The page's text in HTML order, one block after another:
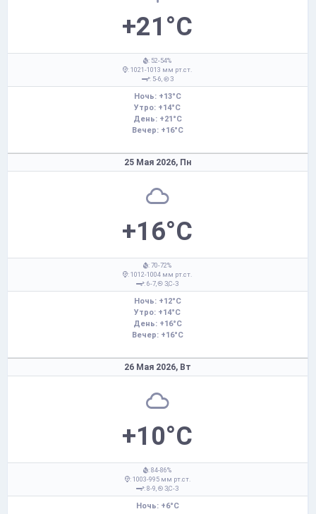
+21°C
: 52-54%
: 1021-1013 мм рт.ст.
: 5-6,
З
Ночь: +13°C
Утро: +14°C
День: +21°C
Вечер: +16°C
25 Мая 2026, Пн
+16°C
: 70-72%
: 1012-1004 мм рт.ст.
: 6-7,
З,С-З
Ночь: +12°C
Утро: +14°C
День: +16°C
Вечер: +16°C
26 Мая 2026, Вт
+10°C
: 84-86%
: 1003-995 мм рт.ст.
: 8-9,
З,С-З
Ночь: +6°C